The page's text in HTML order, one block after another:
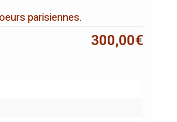
parisiennes.
300,00€